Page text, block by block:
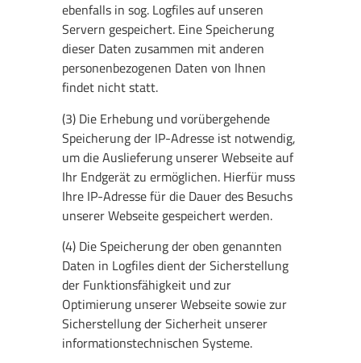
ebenfalls in sog. Logfiles auf unseren
Servern gespeichert. Eine Speicherung
dieser Daten zusammen mit anderen
personenbezogenen Daten von Ihnen
findet nicht statt.
(3) Die Erhebung und vorübergehende
Speicherung der IP-Adresse ist notwendig,
um die Auslieferung unserer Webseite auf
Ihr Endgerät zu ermöglichen. Hierfür muss
Ihre IP-Adresse für die Dauer des Besuchs
unserer Webseite gespeichert werden.
(4) Die Speicherung der oben genannten
Daten in Logfiles dient der Sicherstellung
der Funktionsfähigkeit und zur
Optimierung unserer Webseite sowie zur
Sicherstellung der Sicherheit unserer
informationstechnischen Systeme.